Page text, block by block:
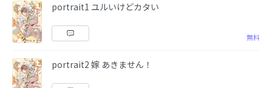
portrait1 ユルいけどカタい
無料
portrait2 嫁 あきません！